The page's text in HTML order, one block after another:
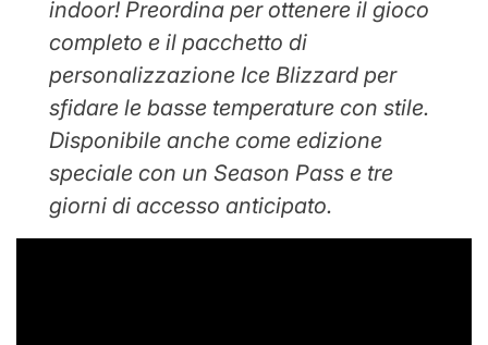
indoor! Preordina per ottenere il gioco
completo e il pacchetto di
personalizzazione Ice Blizzard per
sfidare le basse temperature con stile.
Disponibile anche come edizione
speciale con un Season Pass e tre
giorni di accesso anticipato.